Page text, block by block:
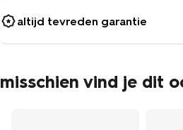
altijd tevreden garantie
misschien vind je dit